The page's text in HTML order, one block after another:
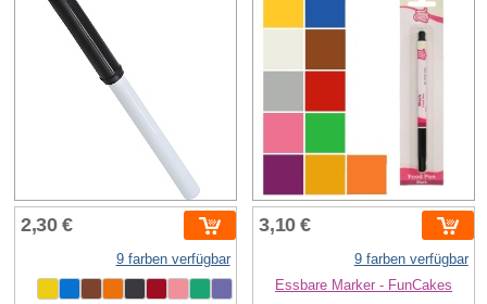
2,30 €
9 farben verfügbar
3,10 €
9 farben verfügbar
Essbare Marker - FunCakes